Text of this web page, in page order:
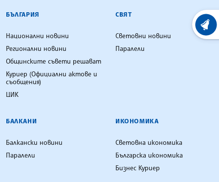
БЪЛГАРСКА ТЕЛЕГРАФНА АГЕНЦИЯ
БЪЛГАРИЯ
Национални новини
Регионални новини
Общинските съвети решават
Куриер (Официални актове и
съобщения)
ЦИК
СВЯТ
Световни новини
Паралели
БАЛКАНИ
Балкански новини
Паралели
ИКОНОМИКА
Световна икономика
Българска икономика
Бизнес Куриер